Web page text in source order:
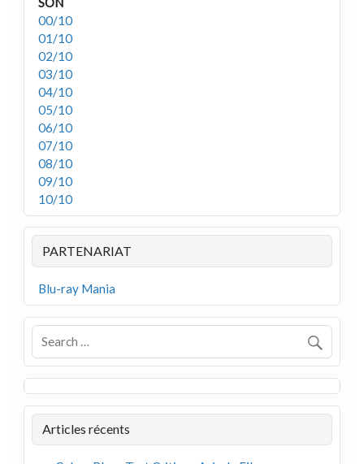
00/10
01/10
02/10
03/10
04/10
05/10
06/10
07/10
08/10
09/10
10/10
PARTENARIAT
Blu-ray Mania
Articles récents